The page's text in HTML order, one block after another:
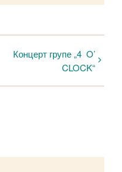
Концерт групе „4 O’
CLOCK“